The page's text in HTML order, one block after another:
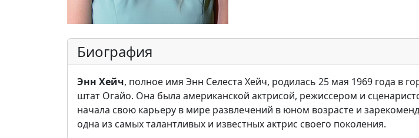
Биография
Энн Хейч, полное имя Энн Селеста Хейч, родилась 25 мая 1969 года в
штат Огайо. Она была американской актрисой, режиссером и
начала свою карьеру в мире развлечений в юном возрасте и
одна из самых талантливых и известных актрис своего поколения.